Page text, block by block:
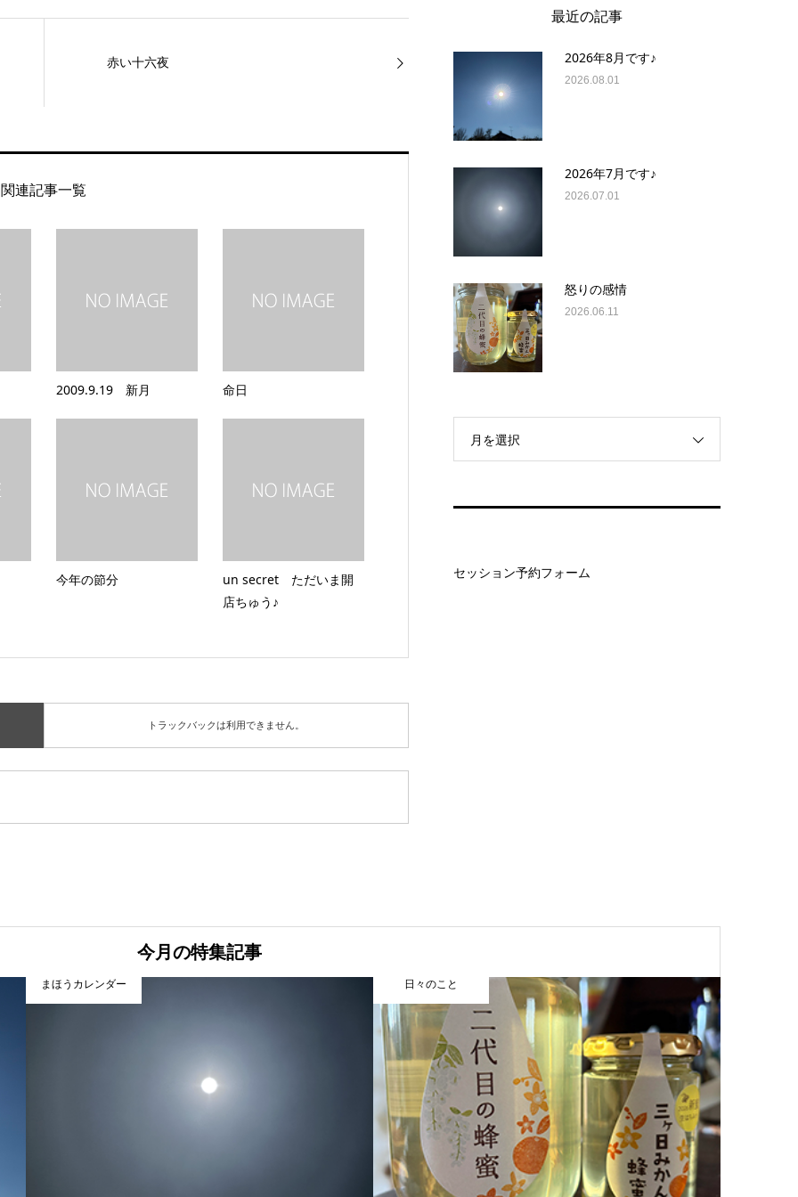
赤い十六夜
関連記事一覧
2009.9.19 新月 命日
今年の節分
un secret ただいま開
店ちゅう♪
トラックバックは利用できません。
最近の記事
2026年8月です♪
2026.08.01
2026年7月です♪
2026.07.01
怒りの感情
2026.06.11
月を選択
セッション予約フォーム
今月の特集記事
まほうカレンダー 日々のこと